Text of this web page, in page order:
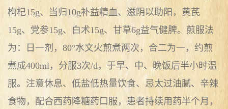
枸杞15g、当归10g补益精血、滋阴以助阳，黄芪
15g、党参15g、白术15g、甘草6g益气健脾。煎服法
为：日一剂，80°水文火煎煮两次，合二为一，约煎
煮成400ml，分服3次/d，于早、中、晚饭后半小时温
服。注意休息、低盐低热量饮食、忌太过油腻、辛辣
食物，配合西药降糖药口服，患者持续用药半个月，